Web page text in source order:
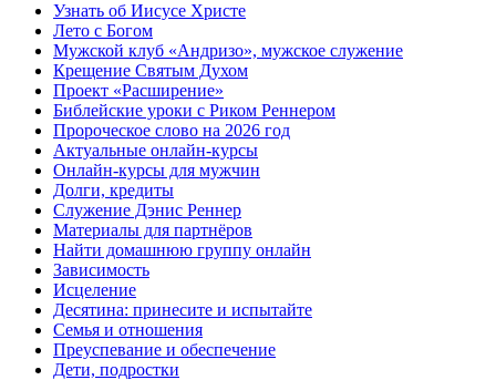
Узнать об Иисусе Христе
Лето с Богом
Мужской клуб «Андризо», мужское служение
Крещение Святым Духом
Проект «Расширение»
Библейские уроки с Риком Реннером
Пророческое слово на 2026 год
Актуальные онлайн-курсы
Онлайн-курсы для мужчин
Долги, кредиты
Служение Дэнис Реннер
Материалы для партнёров
Найти домашнюю группу онлайн
Зависимость
Исцеление
Десятина: принесите и испытайте
Семья и отношения
Преуспевание и обеспечение
Дети, подростки